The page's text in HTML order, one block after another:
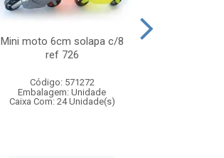
Mini moto 6cm solapa c/8
ref 726
Código: 571272
Embalagem: Unidade
Caixa Com: 24 Unidade(s)